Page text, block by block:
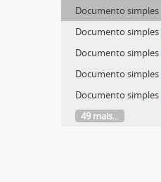
Documento simples
Documento simples
Documento simples
Documento simples
Documento simples
49 mais...